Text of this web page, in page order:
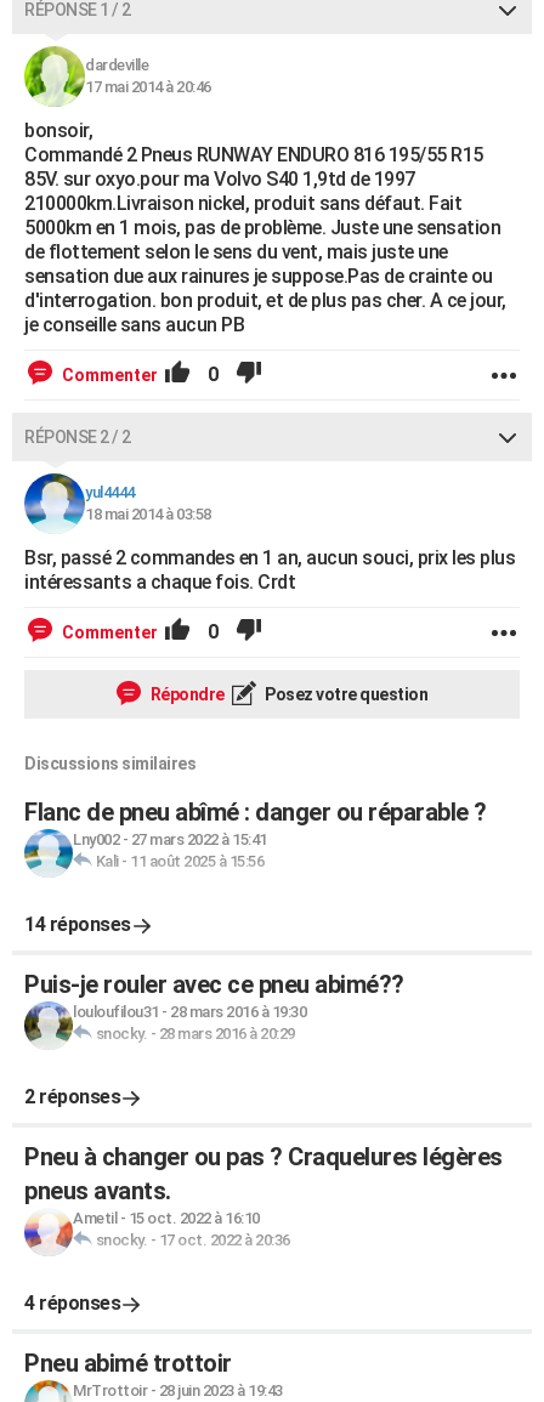
GUIDES D'ACHAT
BONS PLANS
CARTE DE VOEUX
Carte de Noël
Carte Bonne année
Carte Saint-Valentin
Carte Pâques
Carte d'anniversaire
DICTIONNAIRE
Dictionnaire
Biographies
Citations
Expressions
Proverbes
PROGRAMME TV
COPAINS D'AVANT
S'inscrire
Se connecter
Lycées
Collèges
Primaires
Universités
Entreprises
Service militaire
Avis de recherche
AVIS DE DÉCÈS
FORUM
RÉPONSE 1 / 2
dardeville
17 mai 2014 à 20:46
bonsoir,
Commandé 2 Pneus RUNWAY ENDURO 816 195/55 R15
85V. sur oxyo.pour ma Volvo S40 1,9td de 1997
210000km.Livraison nickel, produit sans défaut. Fait
5000km en 1 mois, pas de problème. Juste une sensation
de flottement selon le sens du vent, mais juste une
sensation due aux rainures je suppose.Pas de crainte ou
d'interrogation. bon produit, et de plus pas cher. A ce jour,
je conseille sans aucun PB
Commenter 0
RÉPONSE 2 / 2
yul4444
18 mai 2014 à 03:58
Bsr, passé 2 commandes en 1 an, aucun souci, prix les plus
intéressants a chaque fois. Crdt
Commenter 0
Répondre Posez votre question
Discussions similaires
Flanc de pneu abîmé : danger ou réparable ?
Lny002- 27 mars 2022 à 15:41
Kali- 11 août 2025 à 15:56
14 réponses
Puis-je rouler avec ce pneu abimé??
louloufilou31 - 28 mars 2016 à 19:30
snocky. - 28 mars 2016 à 20:29
2 réponses
Pneu à changer ou pas ? Craquelures légères
pneus avants.
Ametil - 15 oct. 2022 à 16:10
snocky. - 17 oct. 2022 à 20:36
4 réponses
Pneu abimé trottoir
MrTrottoir- 28 juin 2023 à 19:43